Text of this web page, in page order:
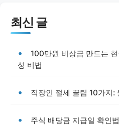
최신 글
100만원 비상금 만드는
성 비법
직장인 절세 꿀팁 10가지:
주식 배당금 지급일 확인